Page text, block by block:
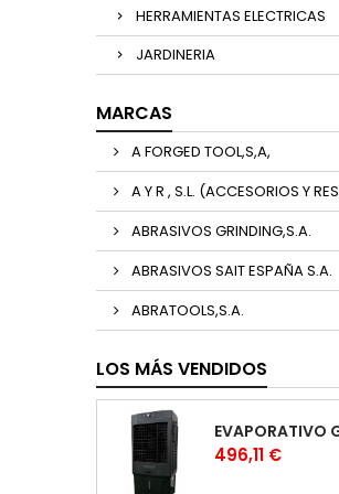
HERRAMIENTAS ELECTRICAS
JARDINERIA
MARCAS
A FORGED TOOL,S,A,
A Y R , S.L. (ACCESORIOS Y RES
ABRASIVOS GRINDING,S.A.
ABRASIVOS SAIT ESPAÑA S.A.
ABRATOOLS,S.A.
LOS MÁS VENDIDOS
Precio
496,11 €